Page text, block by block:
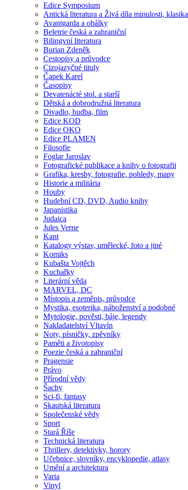
Edice Symposium
Antická literatura a Živá díla minulosti, klasika
Avantgarda a obálky
Beletrie česká a zahraniční
Bilingvní literatura
Burian Zdeněk
Cestopisy a průvodce
Cizojazyčné tituly
Čapek Karel
Časopisy
Devatenácté stol. a starší
Dětská a dobrodružná literatura
Divadlo, hudba, film
Edice KOD
Edice OKO
Edice PLAMEN
Filosofie
Foglar Jaroslav
Fotografické publikace a knihy o fotografii
Grafika, kresby, fotografie, pohledy, mapy
Historie a militária
Houby
Hudební CD, DVD, Audio knihy
Japanistika
Judaica
Jules Verne
Kant
Katalogy výstav, umělecké, foto a jiné
Komiks
Kubašta Vojtěch
Kuchařky
Literární věda
MARVEL, DC
Místopis a zeměpis, průvodce
Mystika, esoterika, náboženství a podobné
Mytologie, pověsti, báje, legendy
Nakladatelství Vltavín
Noty, písničky, zpěvníky
Paměti a životopisy
Poezie česká a zahraniční
Pragensie
Právo
Přírodní vědy
Šachy
Sci-fi, fantasy
Skautská literatura
Společenské vědy
Sport
Stará Říše
Technická literatura
Thrillery, detektivky, horory
Učebnice, slovníky, encyklopedie, atlasy
Umění a architektura
Varia
Vinyl